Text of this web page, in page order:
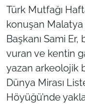
Türk Mutfağı
konuşan
Başkanı Sami
vuran ve kentin
yazan arkeolojik
Dünya Mirası
Höyüğü’nde